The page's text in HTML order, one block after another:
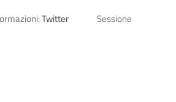
Twitter
Sessione